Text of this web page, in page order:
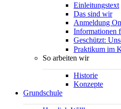
Einleitungstext
Das sind wir
Anmeldung
Informationen
Geschützt:
Praktikum im
So arbeiten wir
Historie
Konzepte
Grundschule